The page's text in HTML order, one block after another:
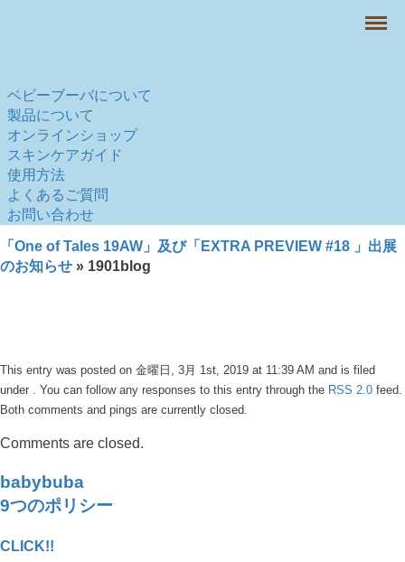
ベビーブーバについて
製品について
オンラインショップ
スキンケアガイド
使用方法
よくあるご質問
お問い合わせ
Menu
「One of Tales 19AW」及び「EXTRA PREVIEW #18 」出展
のお知らせ » 1901blog
This entry was posted on 金曜日, 3月 1st, 2019 at 11:39 AM and is filed
under . You can follow any responses to this entry through the RSS 2.0 feed.
Both comments and pings are currently closed.
Comments are closed.
babybuba
9つのポリシー
CLICK!!